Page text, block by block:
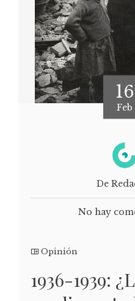
16
Feb
De
No hay
Opinión
1936-1939: